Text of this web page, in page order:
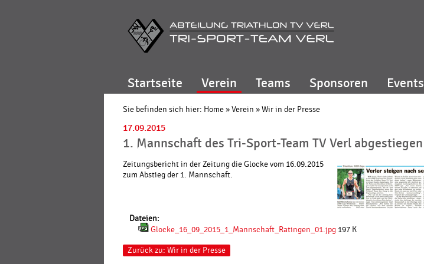
Startseite Verein Teams Sponsoren Events
Sie befinden sich hier: Home»Verein »Wir in der Presse
17.09.2015
1. Mannschaft des Tri-Sport-Team TV Verl abgestiegen
Zeitungsbericht in der Zeitung die Glocke vom 16.09.2015
zum Abstieg der 1. Mannschaft.
Dateien:
Glocke_16_09_2015_1_Mannschaft_Ratingen_01.jpg 197 K
Zurück zu: Wir in der Presse